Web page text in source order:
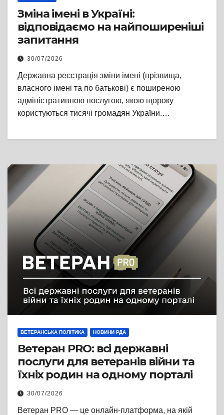
Зміна імені в Україні:
відповідаємо на найпоширеніші
запитання
30/07/2026
Державна реєстрація зміни імені (прізвища,
власного імені та по батькові) є поширеною
адміністративною послугою, якою щороку
користуються тисячі громадян України.…
ВЕТЕРАНСЬКА ПОЛІТИКА НОВИНИ РДА
Ветеран PRO: всі державні
послуги для ветеранів війни та
їхніх родин на одному порталі
30/07/2026
Ветеран PRO — це онлайн-платформа, на якій